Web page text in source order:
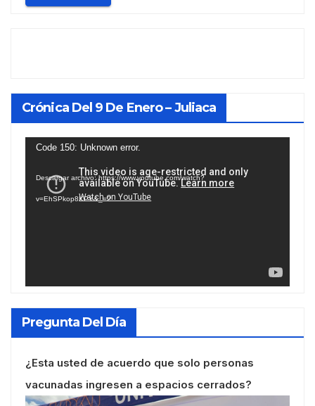
Crónica Del 9 De Enero – Juliaca
Reproductor
vídeo
Code 150: Unknown error.
Descargar archivo: https://www.youtube.com/watch?
v=EhSPkop8KPY&_=2
Pregunta Del Día
¿Esta usted de acuerdo que solo personas
vacunadas ingresen a espacios cerrados?